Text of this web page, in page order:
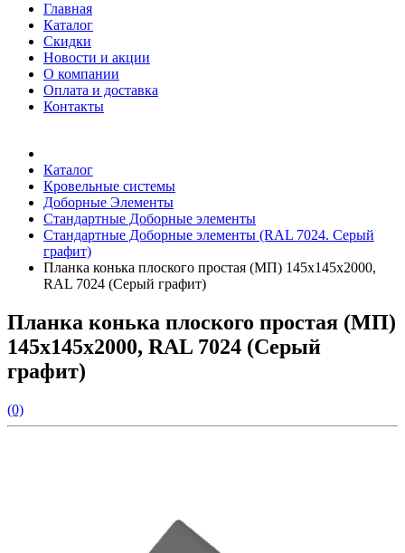
Главная
Каталог
Скидки
Новости и акции
О компании
Оплата и доставка
Контакты
Каталог
Кровельные системы
Доборные Элементы
Стандартные Доборные элементы
Стандартные Доборные элементы (RAL 7024. Серый
графит)
Планка конька плоского простая (МП) 145х145х2000,
RAL 7024 (Серый графит)
Планка конька плоского простая (МП)
145х145х2000, RAL 7024 (Серый
графит)
(0)